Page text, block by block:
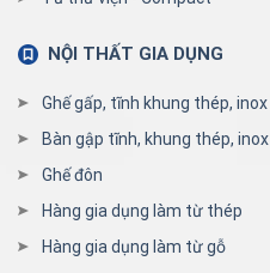
NỘI THẤT GIA DỤNG
Ghế gấp, tĩnh khung thép, inox
Bàn gập tĩnh, khung thép, inox
Ghế đôn
Hàng gia dụng làm từ thép
Hàng gia dụng làm từ gỗ